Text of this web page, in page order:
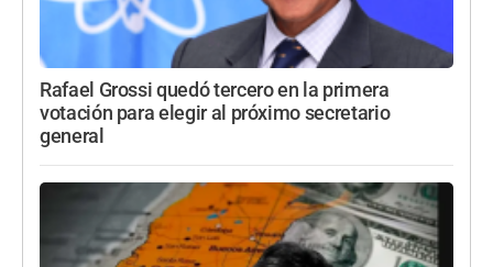
Rafael Grossi quedó tercero en la primera
votación para elegir al próximo secretario
general